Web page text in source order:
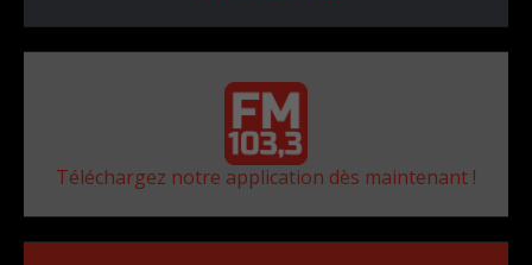
Téléchargez notre application dès maintenant !